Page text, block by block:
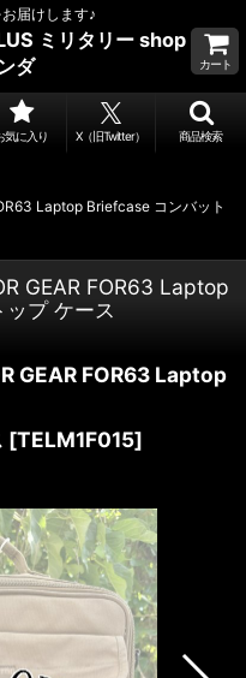
届けします♪
ミリタリー shop
ダ
カート
気に入り X（旧Twitter） 商品検索
Laptop Briefcase コンバット
GEAR FOR63 Laptop
プ ケース
GEAR FOR63 Laptop
[TELM1F015]